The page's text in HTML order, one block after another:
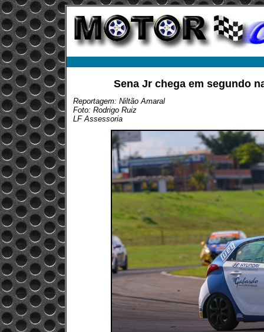
Sena Jr chega em segundo
Reportagem: Niltão Amaral
Foto: Rodrigo Ruiz
LF Assessoria